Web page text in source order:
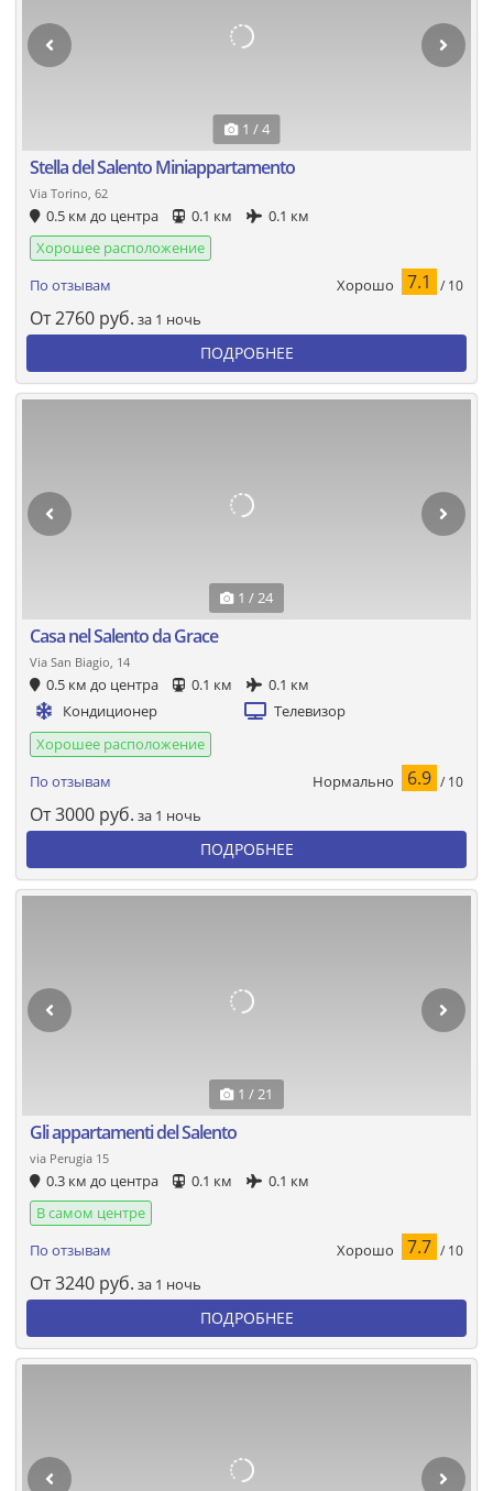
1 / 4
Stella del Salento Miniappartamento
Via Torino, 62
0.5 км до центра 0.1 км
0.1 км
Хорошее расположение
По отзывам
Хорошо 7.1 / 10
От2760 руб. за 1 ночь
ПОДРОБНЕЕ
1 / 24
Casa nel Salento da Grace
Via San Biagio, 14
0.5 км до центра 0.1 км
0.1 км
Кондиционер
Телевизор
Хорошее расположение
По отзывам
Нормально 6.9 / 10
От3000 руб. за 1 ночь
ПОДРОБНЕЕ
1 / 21
Gli appartamenti del Salento
via Perugia 15
0.3 км до центра 0.1 км
0.1 км
В самом центре
По отзывам
Хорошо 7.7 / 10
От3240 руб. за 1 ночь
ПОДРОБНЕЕ